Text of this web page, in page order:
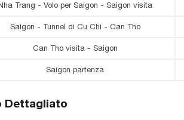
Trang - Volo per Saigon - Saigon visita
Saigon - Tunnel di Cu Chi - Can Tho
Can Tho visita - Saigon
Saigon partenza
Dettagliato